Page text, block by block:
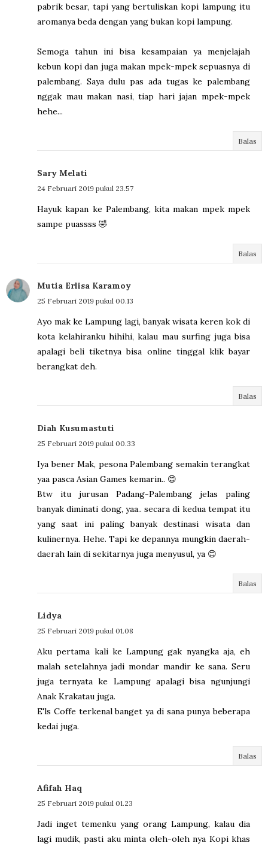
pabrik besar, tapi yang bertuliskan kopi lampung itu
aromanya beda dengan yang bukan kopi lampung.
Semoga tahun ini bisa kesampaian ya menjelajah
kebun kopi dan juga makan mpek-mpek sepuasnya di
palembang. Saya dulu pas ada tugas ke palembang
nggak mau makan nasi, tiap hari jajan mpek-mpek
hehe...
Balas
Sary Melati
24 Februari 2019 pukul 23.57
Hayuk kapan ke Palembang, kita makan mpek mpek
sampe puassss 🤣
Balas
Mutia Erlisa Karamoy
25 Februari 2019 pukul 00.13
Ayo mak ke Lampung lagi, banyak wisata keren kok di
kota kelahiranku hihihi, kalau mau surfing juga bisa
apalagi beli tiketnya bisa online tinggal klik bayar
berangkat deh.
Balas
Diah Kusumastuti
25 Februari 2019 pukul 00.33
Iya bener Mak, pesona Palembang semakin terangkat
yaa pasca Asian Games kemarin.. 😊
Btw itu jurusan Padang-Palembang jelas paling
banyak diminati dong, yaa.. secara di kedua tempat itu
yang saat ini paling banyak destinasi wisata dan
kulinernya. Hehe. Tapi ke depannya mungkin daerah-
daerah lain di sekitarnya juga menyusul, ya 😊
Balas
Lidya
25 Februari 2019 pukul 01.08
Aku pertama kali ke Lampung gak nyangka aja, eh
malah setelahnya jadi mondar mandir ke sana. Seru
juga ternyata ke Lampung apalagi bisa ngunjungi
Anak Krakatau juga.
E'ls Coffe terkenal banget ya di sana punya beberapa
kedai juga.
Balas
Afifah Haq
25 Februari 2019 pukul 01.23
Jadi inget temenku yang orang Lampung, kalau dia
lagi mudik, pasti aku minta oleh-oleh nya Kopi khas